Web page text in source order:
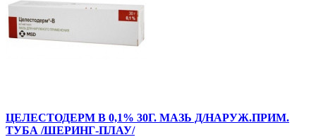
ЦЕЛЕСТОДЕРМ В 0,1% 30Г. МАЗЬ Д/НАРУЖ.ПРИМ.
ТУБА /ШЕРИНГ-ПЛАУ/